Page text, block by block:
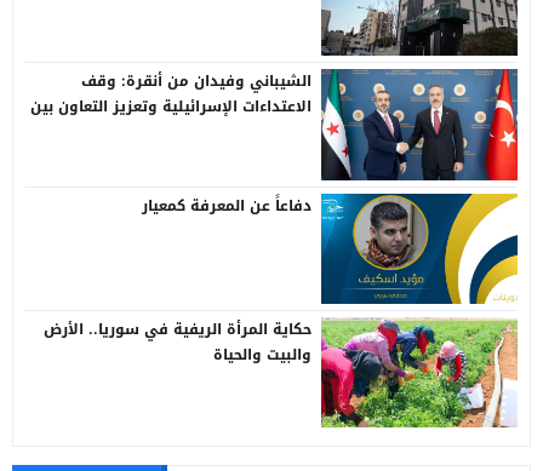
الشيباني وفيدان من أنقرة: وقف
الاعتداءات الإسرائيلية وتعزيز التعاون بين
دفاعاً عن المعرفة كمعيار
حكاية المرأة الريفية في سوريا.. الأرض
والبيت والحياة